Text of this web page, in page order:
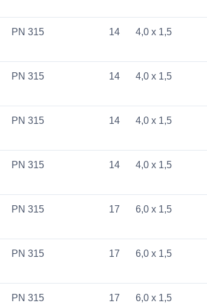
PN 315 14 4,0 x 1,5
PN 315 14 4,0 x 1,5
PN 315 14 4,0 x 1,5
PN 315 14 4,0 x 1,5
PN 315 17 6,0 x 1,5
PN 315 17 6,0 x 1,5
PN 315 17 6,0 x 1,5